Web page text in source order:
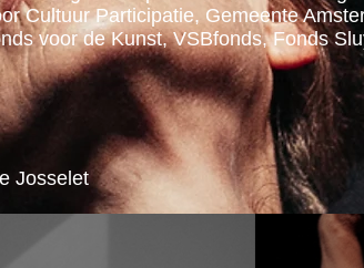
Cultuur Participatie, Gemeente
voor de Kunst, VSBfonds, Fonds
Josselet